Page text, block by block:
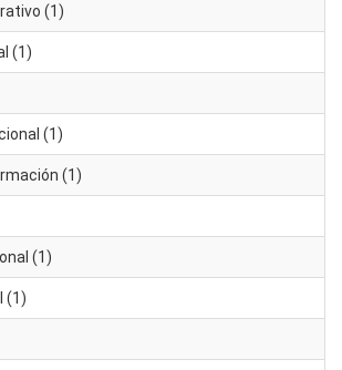
(1)
(1)
(1)
(1)
(1)
(1)